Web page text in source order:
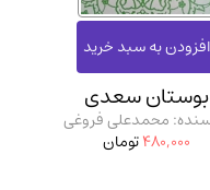
بوستان سعدی
محمدعلی فروغی
480,000تومان